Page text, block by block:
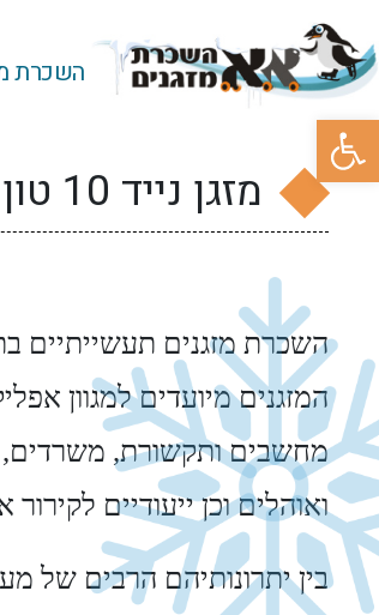
פתח סרגל נגישות
השכרת
מזגן נייד 10 טון קירור
המזגנים מיועדים למגוון
מחשבים ותקשורת, משרדים,
ואוהלים וכן ייעודיים
בין יתרונותיהם הרבים של